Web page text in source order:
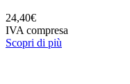
24,40€
IVA compresa
Scopri di più